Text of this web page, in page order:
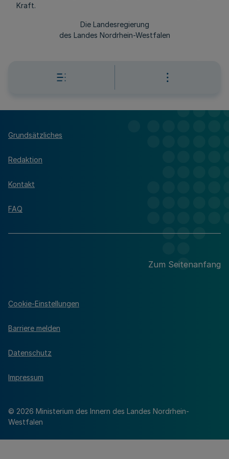
Kraft.
Die Landesregierung
des Landes Nordrhein-Westfalen
Grundsätzliches
Redaktion
Kontakt
FAQ
Zum Seitenanfang
© 2026 Ministerium des Innern des Landes Nordrhein-
Westfalen
Cookie-Einstellungen
Barriere melden
Datenschutz
Impressum